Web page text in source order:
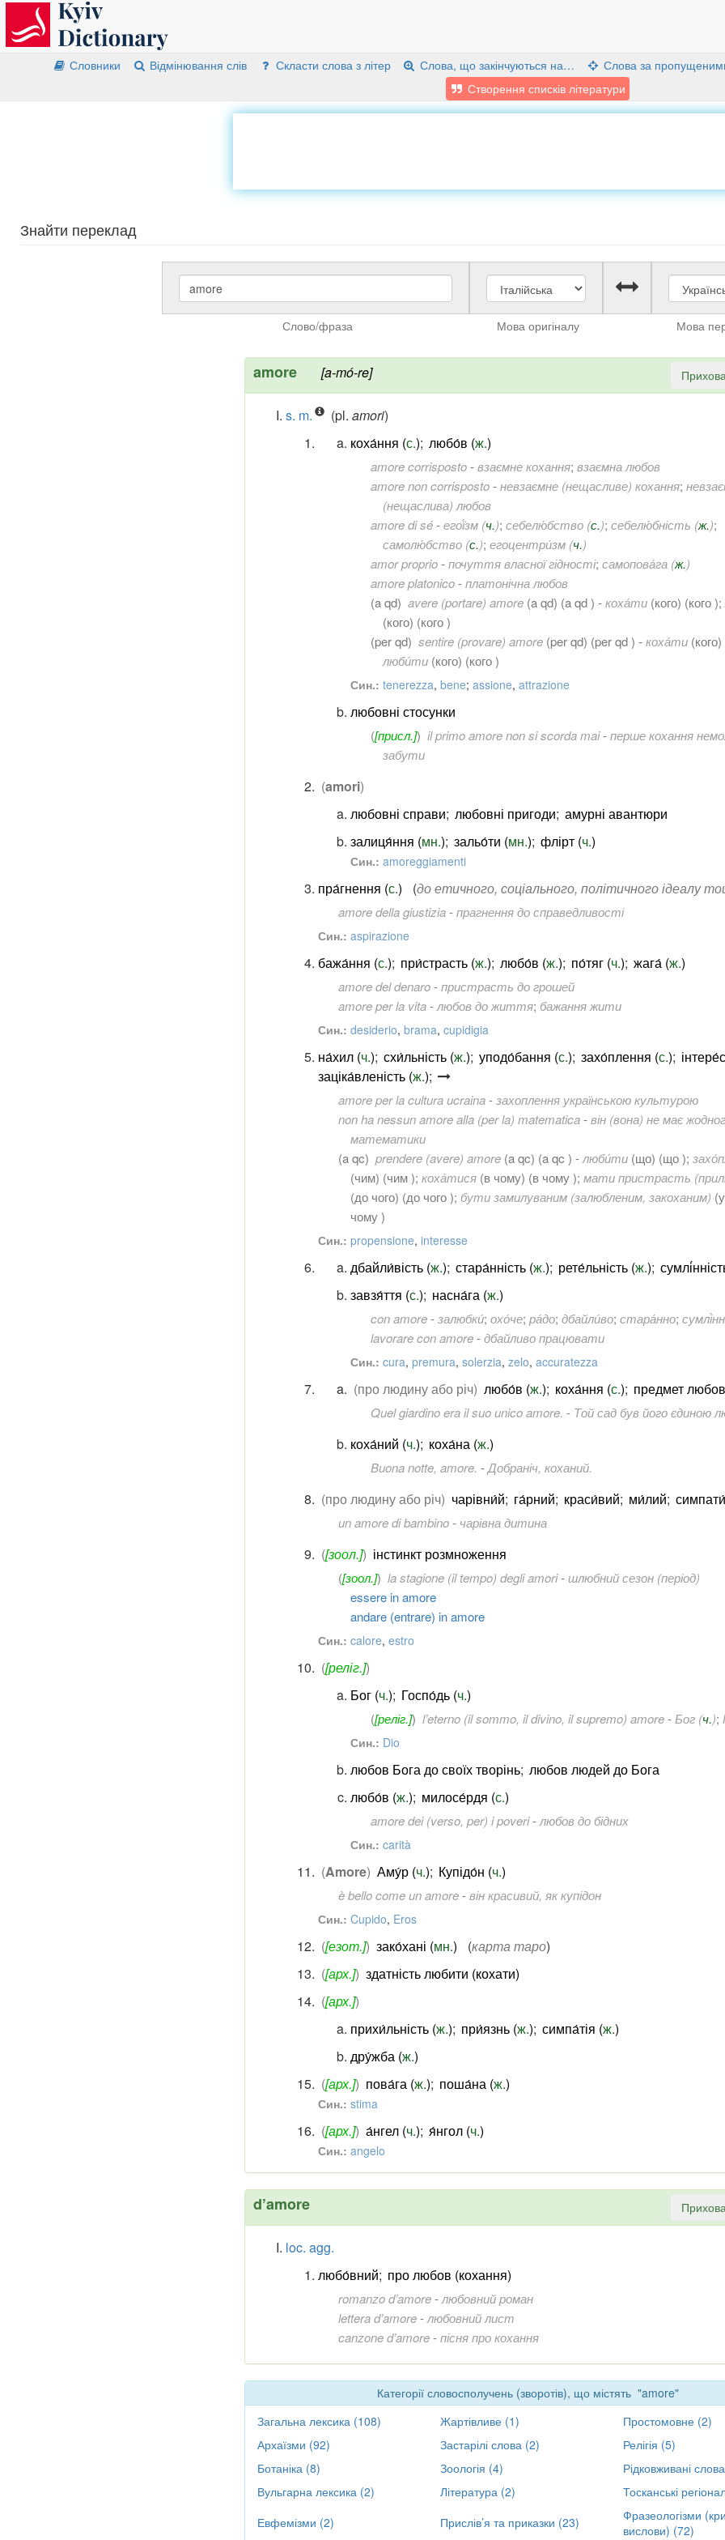
Словники Відмінювання слів Скласти слова з літер Слова, що закінчуються на… Слова за
Створення списків літератури
Знайти переклад
Слово/фраза Мова оригіналу Мова
amore [a-mó-re]
s. m. (pl. amori)
коха́ння (с.); любо́в (ж.)
amore corrisposto-взаємне кохання; взаємна любов
amore non corrisposto-невзаємне (нещасливе) кохання;
(нещаслива) любов
amore di sé-егої́зм (ч.); себелю́бство (с.); себелю́бність (ж.);
самолю́бство (с.); егоцентри́зм (ч.)
amor proprio-почуття власної гідності; самопова́га (ж.)
amore platonico-платонічна любов
(a qd) avere (portare) amore (a qd) (a qd ) -коха́ти (кого) (кого );
(кого) (кого )
(per qd) sentire (provare) amore (per qd) (per qd ) -коха́ти (кого)
люби́ти (кого) (кого )
Син.: tenerezza, bene; assione, attrazione
любовні стосунки
([присл.]) il primo amore non si scorda mai-перше кохання
забути
(amori)
любовні справи; любовні пригоди; амурні авантюри
залиця́ння (мн.); зальо́ти (мн.); флірт (ч.)
Син.: amoreggiamenti
пра́гнення (с.) (до етичного, соціального, політичного ідеалу
amore della giustizia-прагнення до справедливості
Син.: aspirazione
бажа́ння (с.); при́страсть (ж.); любо́в (ж.); по́тяг (ч.); жага́ (ж.)
amore del denaro-пристрасть до грошей
amore per la vita-любов до життя; бажання жити
Син.: desiderio, brama, cupidigia
на́хил (ч.); схи́льність (ж.); уподо́бання (с.); захо́плення (с.);
заціка́вленість (ж.);
amore per la cultura ucraina-захоплення українською культурою
non ha nessun amore alla (per la) matematica-він (вона) не має
математики
(a qc) prendere (avere) amore (a qc) (a qc ) -люби́ти (що) (що );
(чим) (чим ); коха́тися (в чому) (в чому ); мати пристрасть
(до чого) (до чого ); бути замилуваним (залюбленим, закоханим) (
чому )
Син.: propensione, interesse
дбайли́вість (ж.); стара́нність (ж.); рете́льність (ж.);
завзя́ття (с.); насна́га (ж.)
con amore-залюбки́; охо́че; ра́до; дбайли́во; стара́нно;
lavorare con amore-дбайливо працювати
Син.: cura, premura, solerzia, zelo, accuratezza
(про людину або річ) любо́в (ж.); коха́ння (с.); предмет
Quel giardino era il suo unico amore. - Той сад був його єдиною
коха́ний (ч.); коха́на (ж.)
Buona notte, amore. -Добраніч, коханий.
(про людину або річ) чарівни́й; га́рний; краси́вий; ми́лий;
un amore di bambino- чарівна дитина
([зоол.]) інстинкт розмноження
([зоол.]) la stagione (il tempo) degli amori-шлюбний сезон (період)
essere in amore
andare (entrare) in amore
Син.: calore, estro
([реліг.])
Бог (ч.); Госпо́дь (ч.)
([реліг.]) l’eterno (il sommo, il divino, il supremo) amore-Бог (ч.);
Син.: Dio
любов Бога до своїх творінь; любов людей до Бога
любо́в (ж.); милосе́рдя (с.)
amore dei (verso, per) i poveri-любов до бідних
Син.: carità
(Amore) Аму́р (ч.); Купідо́н (ч.)
è bello come un amore-він красивий, як купідон
Син.: Cupido, Eros
([езот.]) зако́хані (мн.) (карта таро)
([арх.]) здатність любити (кохати)
([арх.])
прихи́льність (ж.); при́язнь (ж.); симпа́тія (ж.)
дру́жба (ж.)
([арх.]) пова́га (ж.); поша́на (ж.)
Син.: stima
([арх.]) а́нгел (ч.); я́нгол (ч.)
Син.: angelo
d’amore
loc. agg.
любо́вний; про любов (кохання)
romanzo d’amore-любовний роман
lettera d’amore-любовний лист
canzone d’amore-пісня про кохання
Категорії словосполучень (зворотів), що містять "amore"
Загальна лексика (108)
Жартівливе (1)
Простомовне (2)
Архаїзми (92)
Застарілі слова (2)
Релігія (5)
Ботаніка (8)
Зоологія (4)
Рідковживані
Вульгарна лексика (2)
Література (2)
Тосканські
Евфемізми (2)
Прислів’я та приказки (23)
Фразеологізми
вислови) (72)